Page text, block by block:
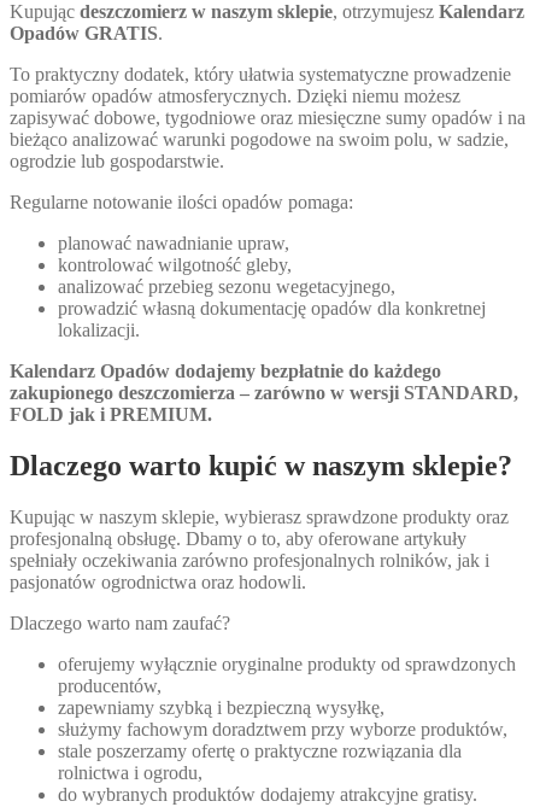
Kupując deszczomierz w naszym sklepie, otrzymujesz Kalendarz
Opadów GRATIS.
To praktyczny dodatek, który ułatwia systematyczne prowadzenie
pomiarów opadów atmosferycznych. Dzięki niemu możesz
zapisywać dobowe, tygodniowe oraz miesięczne sumy opadów i na
bieżąco analizować warunki pogodowe na swoim polu, w sadzie,
ogrodzie lub gospodarstwie.
Regularne notowanie ilości opadów pomaga:
planować nawadnianie upraw,
kontrolować wilgotność gleby,
analizować przebieg sezonu wegetacyjnego,
prowadzić własną dokumentację opadów dla konkretnej
lokalizacji.
Kalendarz Opadów dodajemy bezpłatnie do każdego
zakupionego deszczomierza – zarówno w wersji STANDARD,
FOLD jak i PREMIUM.
Dlaczego warto kupić w naszym sklepie?
Kupując w naszym sklepie, wybierasz sprawdzone produkty oraz
profesjonalną obsługę. Dbamy o to, aby oferowane artykuły
spełniały oczekiwania zarówno profesjonalnych rolników, jak i
pasjonatów ogrodnictwa oraz hodowli.
Dlaczego warto nam zaufać?
oferujemy wyłącznie oryginalne produkty od sprawdzonych
producentów,
zapewniamy szybką i bezpieczną wysyłkę,
służymy fachowym doradztwem przy wyborze produktów,
stale poszerzamy ofertę o praktyczne rozwiązania dla
rolnictwa i ogrodu,
do wybranych produktów dodajemy atrakcyjne gratisy.